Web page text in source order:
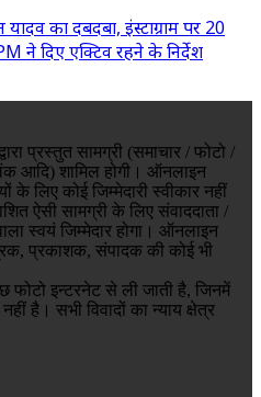
का दबदबा, इंस्टाग्राम पर 20
ने दिए एक्टिव रहने के निर्देश
प्रस्तुत सामग्री (समाचार / फोटो /
आदि) शामिल होगी। ऑनलाइन
लिए कोई जिम्मेदारी स्वीकार नहीं
ऐसी सामग्री के लिए संवाददाता /
स्वयं जिम्मेदार होगा। ऑनलाइन
प्रकाशक, संपादक की कोई भी
फोटो इन्टरनेट से ली जाती है, जिनमें
है। सभी विवादों का न्याय क्षेत्र